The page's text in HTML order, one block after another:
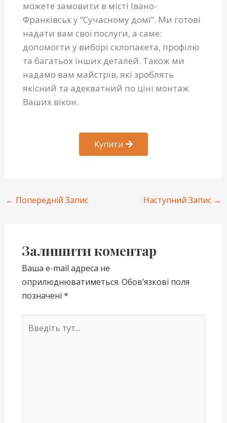
можете замовити в місті Івано-
Франківськ у “Сучасному домі”. Ми готові
надати вам свої послуги, а саме:
допомогти у виборі склопакета, профілю
та багатьох інших деталей. Також ми
надамо вам майстрів, які зроблять
якісний та адекватний по ціні монтаж
Ваших вікон.
Купити
← Попередній Запис Наступний Запис →
Залишити коментар
Ваша e-mail адреса не
оприлюднюватиметься. Обов’язкові поля
позначені *
тут...